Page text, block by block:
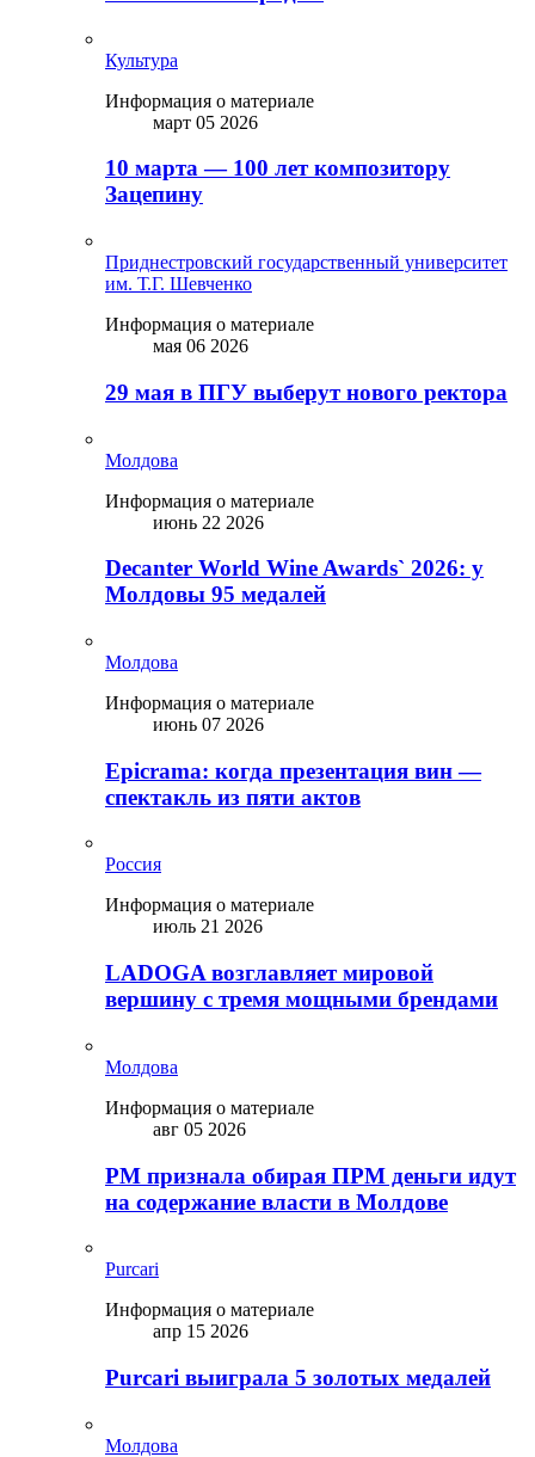
Культура
Информация о материале
март 05 2026
10 марта — 100 лет композитору
Зацепину
Приднестровский государственный университет
им. Т.Г. Шевченко
Информация о материале
мая 06 2026
29 мая в ПГУ выберут нового ректора
Молдова
Информация о материале
июнь 22 2026
Decanter World Wine Awards` 2026: у
Молдовы 95 медалей
Молдова
Информация о материале
июнь 07 2026
Epicrama: когда презентация вин —
спектакль из пяти актов
Россия
Информация о материале
июль 21 2026
LADOGA возглавляет мировой
вершину с тремя мощными брендами
Молдова
Информация о материале
авг 05 2026
PM признала обирая ПРМ деньги идут
на содержание власти в Молдове
Purcari
Информация о материале
апр 15 2026
Purcari выиграла 5 золотых медалей
Молдова